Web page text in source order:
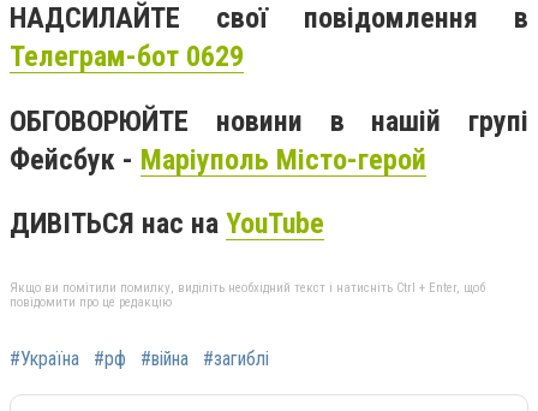
НАДСИЛАЙТЕ свої повідомлення в
Телеграм-бот 0629
ОБГОВОРЮЙТЕ новини в нашій групі
Фейсбук - Маріуполь Місто-герой
ДИВІТЬСЯ нас на YouTube
Якщо ви помітили помилку, виділіть необхідний текст і натисніть Ctrl + Enter, щоб
повідомити про це редакцію
#Україна #рф #війна #загиблі